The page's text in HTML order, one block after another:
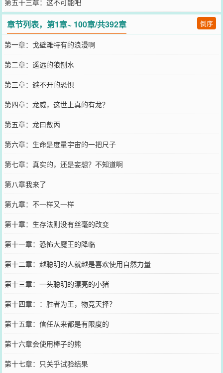
章节列表，第1章~ 100章/共392章 倒序
第一章：戈壁滩特有的浪漫啊
第二章：遥远的狼刨水
第三章：避不开的恐惧
第四章：龙威，这世上真的有龙？
第五章：龙曰敖丙
第六章：生命是度量宇宙的一把尺子
第七章：真实的，还是妄想？不知道啊
第八章我来了
第九章：不一样又一样
第十章：生存法则没有丝毫的改变
第十一章：恐怖大魔王的降临
第十二章：越聪明的人就越是喜欢使用自然力量
第十三章：一头聪明的漂亮的小猪
第十四章：：胜者为王，物竞天择？
第十五章：信任从来都是有限度的
第十六章会使用棒子的熊
第十七章：只关乎试验结果